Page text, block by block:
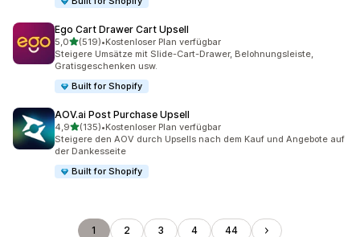
Ego Cart Drawer Cart Upsell
5,0von 5 Sternen
(519)
519 Rezensionen insgesamt
•Kostenloser Plan verfügbar
Steigere Umsätze mit Slide-Cart-Drawer, Belohnungsleiste,
Gratisgeschenken usw.
Built for Shopify
AOV.ai Post Purchase Upsell
4,9von 5 Sternen
(135)
135 Rezensionen insgesamt
•Kostenloser Plan verfügbar
Steigere den AOV durch Upsells nach dem Kauf und Angebote auf
der Dankesseite
Built for Shopify
1 2 3 4 44